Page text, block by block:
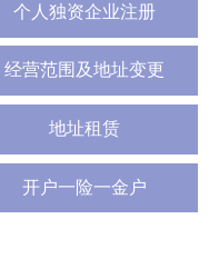
个人独资企业注册
经营范围及地址变更
地址租赁
开户一险一金户